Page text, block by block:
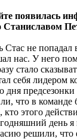
появилась
Станиславом
не попадал
нас. У него
стало
себя лидером
предсезонки
что в команде
этого
день
решили, что